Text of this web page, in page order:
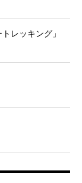
レッキング」